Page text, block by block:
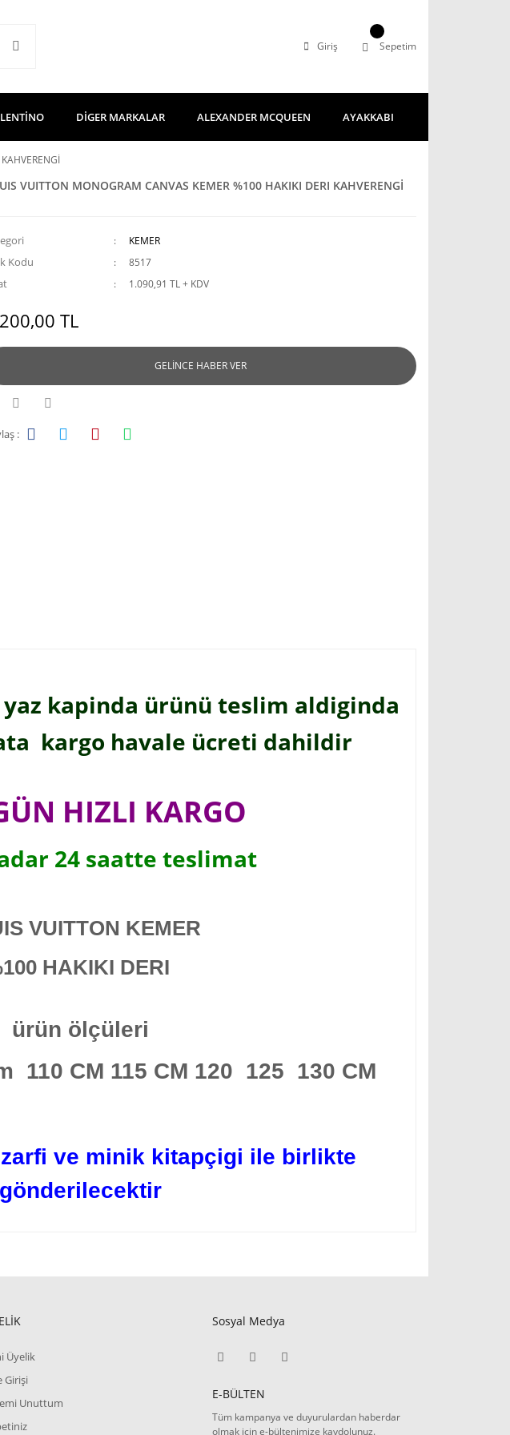
Giriş Sepetim
DİGER MARKALAR ALEXANDER MCQUEEN AYAKKABI
VUITTON MONOGRAM CANVAS KEMER %100 HAKIKI DERI KAHVERENGİ
KEMER
Kodu 8517
1.090,91 TL + KDV
TL
GELİNCE HABER VER
:
kapinda ürünü teslim aldiginda
kargo havale ücreti dahildir
HIZLI KARGO
24 saatte teslimat
VUITTON KEMER
HAKIKI DERI
ürün ölçüleri
110 CM 115 CM 120 125 130 CM
ve minik kitapçigi ile birlikte
gönderilecektir
Üyelik
Girişi
Unuttum
Sosyal Medya
E-BÜLTEN
Tüm kampanya ve duyurulardan haberdar
olmak için e-bültenimize kaydolunuz.